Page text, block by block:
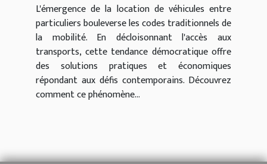
L'émergence de la location de véhicules entre
particuliers bouleverse les codes traditionnels de
la mobilité. En décloisonnant l'accès aux
transports, cette tendance démocratique offre
des solutions pratiques et économiques
répondant aux défis contemporains. Découvrez
comment ce phénomène...